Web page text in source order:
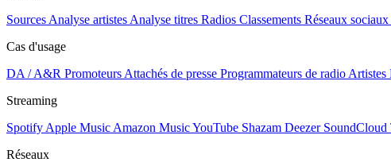
Sources Analyse artistes Analyse titres Radios Classements Réseaux sociaux
Cas d'usage
DA / A&R Promoteurs Attachés de presse Programmateurs de radio Artistes
Streaming
Spotify Apple Music Amazon MusicYouTube Shazam Deezer SoundCloud
Réseaux